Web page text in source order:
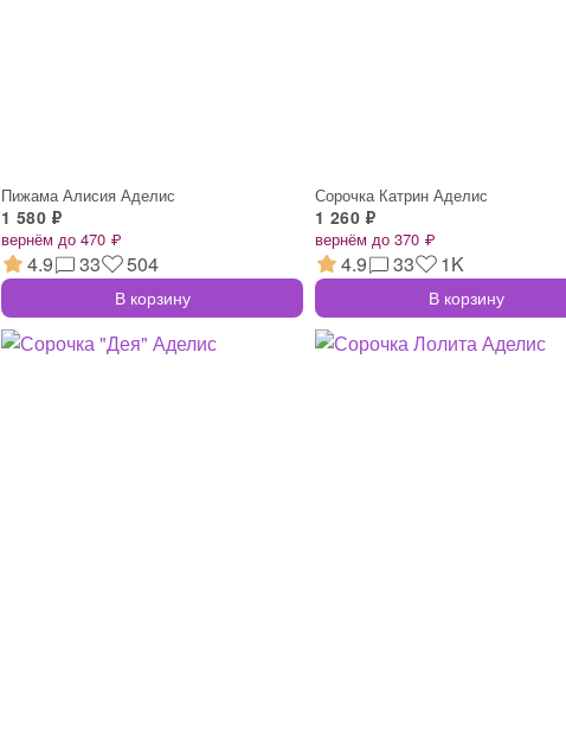
Пижама Алисия Аделис
1 580 ₽
вернём до 470 ₽
4.9 33 504
В корзину
Сорочка Катрин Аделис
1 260 ₽
вернём до 370 ₽
4.9 33 1K
В корзину